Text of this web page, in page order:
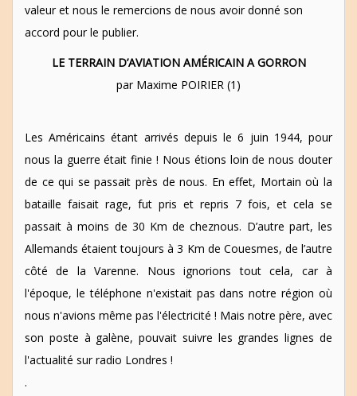
valeur et nous le remercions de nous avoir donné son
accord pour le publier.
LE TERRAIN D’AVIATION AMÉRICAIN A GORRON
par Maxime POIRIER (1)
Les Américains étant arrivés depuis le 6 juin 1944, pour
nous la guerre était finie ! Nous étions loin de nous douter
de ce qui se passait près de nous. En effet, Mortain où la
bataille faisait rage, fut pris et repris 7 fois, et cela se
passait à moins de 30 Km de cheznous. D’autre part, les
Allemands étaient toujours à 3 Km de Couesmes, de l’autre
côté de la Varenne. Nous ignorions tout cela, car à
l'époque, le téléphone n'existait pas dans notre région où
nous n'avions même pas l'électricité ! Mais notre père, avec
son poste à galène, pouvait suivre les grandes lignes de
l'actualité sur radio Londres !
.